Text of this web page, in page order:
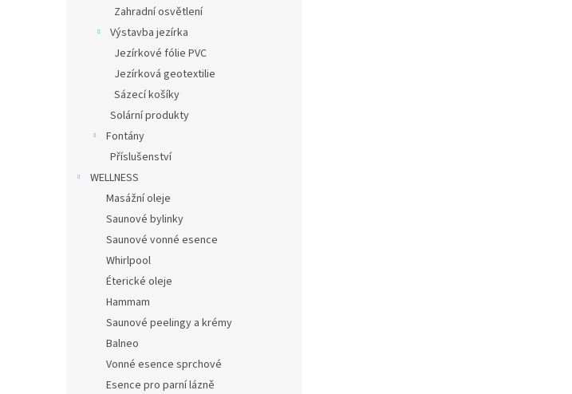
Zahradní osvětlení
Výstavba jezírka
Jezírkové fólie PVC
Jezírková geotextilie
Sázecí košíky
Solární produkty
Fontány
Příslušenství
WELLNESS
Masážní oleje
Saunové bylinky
Saunové vonné esence
Whirlpool
Éterické oleje
Hammam
Saunové peelingy a krémy
Balneo
Vonné esence sprchové
Esence pro parní lázně